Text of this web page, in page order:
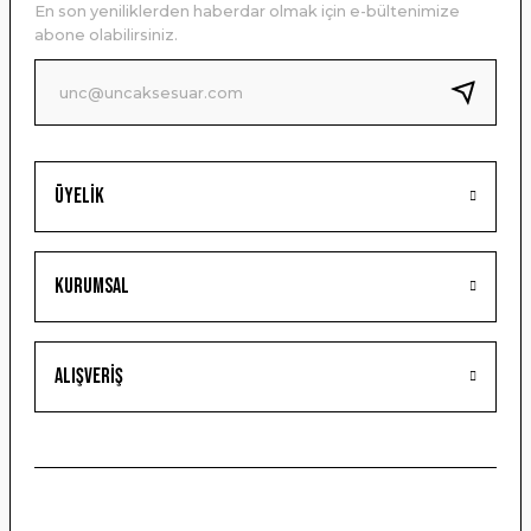
Ürün bilgilerinde hatalar bulunuyor.
Ürün fiyatı diğer sitelerden daha pahalı.
Bu ürüne benzer farklı alternatifler olmalı.
Gönder
Üyelik
Kurumsal
Alışveriş
En son yeniliklerden haberdar olmak için e-bültenimize
abone olabilirsiniz.